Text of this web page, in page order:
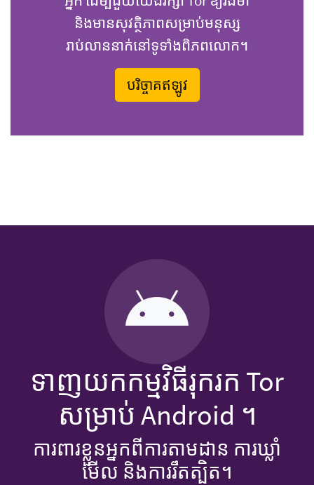
និងមានសុវត្ថិភាពសម្រាប់មនុស្ស
រាប់លាននាក់នៅទូទាំងពិភពលោក។
បរិច្ចាគឥឡូវ
ទាញយកកម្មវិធីរុករក Tor
សម្រាប់ Android ។
ការពារខ្លួនអ្នកពីការតាមដាន ការឃ្លាំ
មើល និងការរឹតត្បិត។